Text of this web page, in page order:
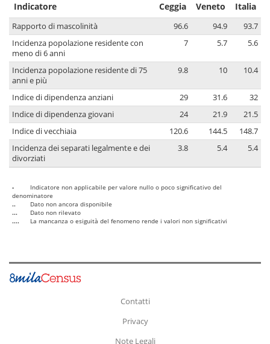
Indicatore Ceggia Veneto Italia
Rapporto di mascolinità 96.6 94.9
93.7
Incidenza popolazione residente con
meno di 6 anni
7 5.7 5.6
Incidenza popolazione residente di 75
anni e più
9.8 10 10.4
Indice di dipendenza anziani 29 31.6
32
Indice di dipendenza giovani
24 21.9
21.5
Indice di vecchiaia
120.6 144.5
148.7
Incidenza dei separati legalmente e dei
divorziati
3.8 5.4 5.4
-
Indicatore non applicabile per valore nullo o poco significativo del
denominatore
..
Dato non ancora disponibile
...
Dato non rilevato
....
La mancanza o esiguità del fenomeno rende i valori non significativi
Contatti
Privacy
Note Legali